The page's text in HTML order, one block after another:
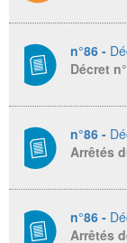
n°86 -
Décret
n°86 -
Arrêtés
n°86 -
Arrêtés